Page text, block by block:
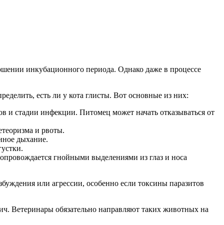
инкубационного периода. Однако даже в процессе
есть ли у кота глисты. Вот основные из них:
и стадии инфекции. Питомец может начать отказываться от
и рвоты.
дыхание.
гнойными выделениями из глаз и носа
или агрессии, особенно если токсины паразитов
Ветеринары обязательно направляют таких животных на